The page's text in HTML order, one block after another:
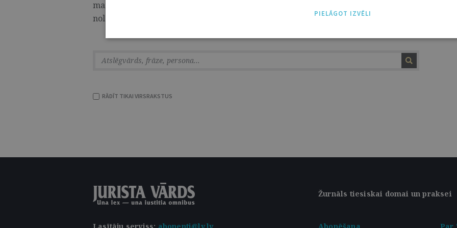
maijā norisinās konference “Otrā pasaules kara beigas Eiropā un Baltija:
nolaupītā nākotne”. ...
RĀDĪT TIKAI VIRSRAKSTUS
Žurnāls tiesiskai domai un praksei
PIELĀGOT IZVĒLI